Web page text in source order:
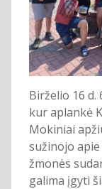
Birželio 16 d.
kur aplankė
Mokiniai
sužinojo
žmonės
galima įgyti